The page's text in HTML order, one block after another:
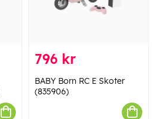
796 kr
BABY Born RC E Skoter
(835906)